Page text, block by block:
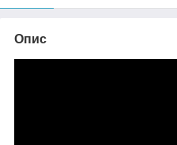
Опис